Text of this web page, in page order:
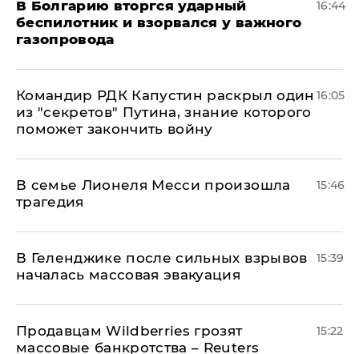
В Болгарию вторгся ударный
беспилотник и взорвался у важного
газопровода
16:44
Командир РДК Капустин раскрыл один
из "секретов" Путина, знание которого
поможет закончить войну
16:05
В семье Лионеля Месси произошла
трагедия
15:46
В Геленджике после сильных взрывов
началась массовая эвакуация
15:39
Продавцам Wildberries грозят
массовые банкротства – Reuters
15:22